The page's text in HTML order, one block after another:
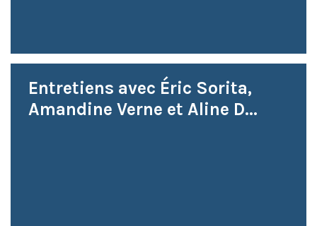
Entretiens avec Éric Sorita,
Amandine Verne et Aline D...